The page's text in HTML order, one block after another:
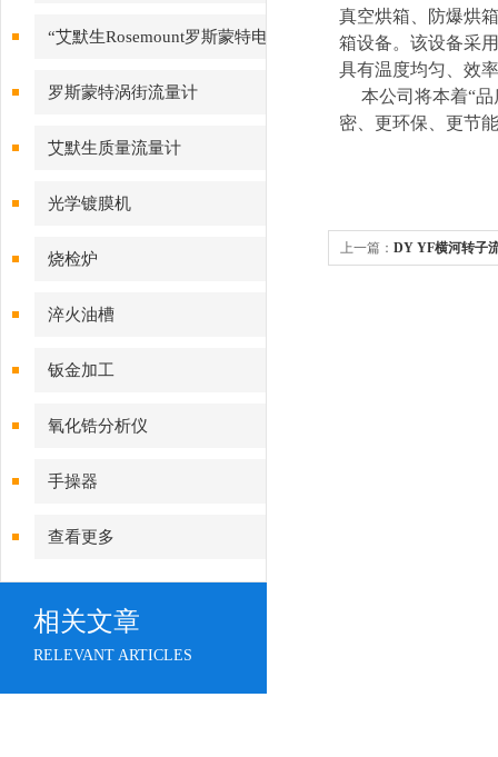
“艾默生Rosemount罗斯蒙特电
磁流量计
罗斯蒙特涡街流量计
艾默生质量流量计
光学镀膜机
烧检炉
淬火油槽
钣金加工
氧化锆分析仪
手操器
查看更多
相关文章
RELEVANT ARTICLES
真空烘箱、防爆烘
箱设备。该设备采
具有温度均匀、效
本公司将本着“品
密、更环保、更节
上一篇： DY YF横河转子